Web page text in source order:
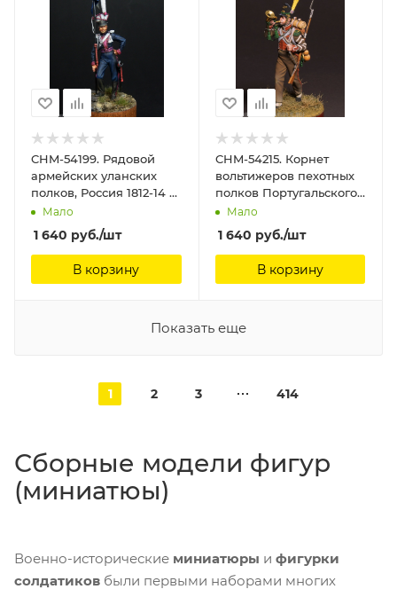
CHM-54199. Рядовой
армейских уланских
полков, Россия 1812-14 гг.
54 мм. Материал -
смола. Chronos
Miniatures,
Мало
1 640 руб./шт
В корзину
CHM-54215. Корнет
вольтижеров пехотных
полков Португальского
легиона, 1809-14 гг. 54
мм. Материал - смола.
Chronos Miniatures, 54
мм
Мало
1 640 руб./шт
В корзину
Показать еще
1 2 3 414
Сборные модели фигур
(миниатюы)
Военно-исторические миниатюры и фигурки
солдатиков были первыми наборами многих